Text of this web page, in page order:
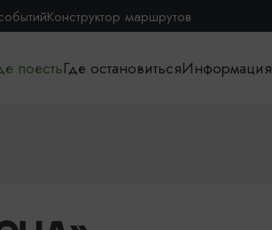
Конструктор маршрутов
поестьГде остановитьсяИнформация